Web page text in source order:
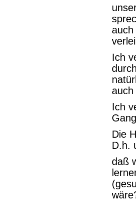
auch
Ich
auch
Ich
Die
D.h.
daß